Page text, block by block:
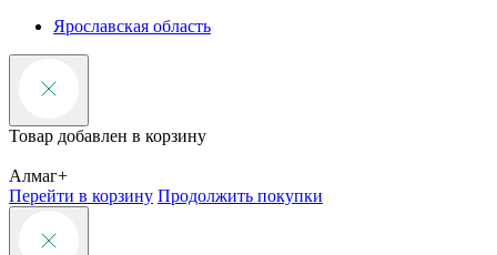
Ярославская область
Товар добавлен в корзину
Алмаг+
Перейти в корзину Продолжить покупки